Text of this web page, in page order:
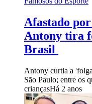
Afastado por
Antony tira
Brasil
Antony curtia a
São Paulo; entre os
criançasHá 2 anos